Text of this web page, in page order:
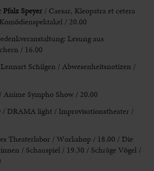
Speyer / Caesar, Kleopatra et cetera
/ 20.00
Lesung aus
/ 16.00
Schilgen / Abwesenheitsnotizen /
/ Anime Sympho Show / 20.00
/ DRAMA light / Improvisationstheater /
Theaterlabor / Workshop / 18.00 / Die
/ Schauspiel / 19.30 / Schräge Vögel /